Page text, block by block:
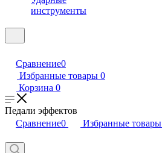
инструменты
Сравнение0
Избранные товары 0
Корзина 0
Педали эффектов
Сравнение0 Избранные товары